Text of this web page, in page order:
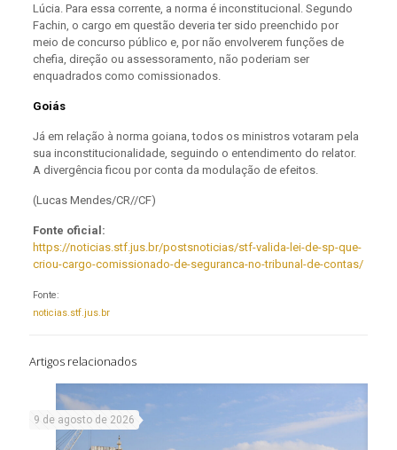
Lúcia. Para essa corrente, a norma é inconstitucional. Segundo
Fachin, o cargo em questão deveria ter sido preenchido por
meio de concurso público e, por não envolverem funções de
chefia, direção ou assessoramento, não poderiam ser
enquadrados como comissionados.
Goiás
Já em relação à norma goiana, todos os ministros votaram pela
sua inconstitucionalidade, seguindo o entendimento do relator.
A divergência ficou por conta da modulação de efeitos.
(Lucas Mendes/CR//CF)
Fonte oficial:
https://noticias.stf.jus.br/postsnoticias/stf-valida-lei-de-sp-que-
criou-cargo-comissionado-de-seguranca-no-tribunal-de-contas/
Fonte:
noticias.stf.jus.br
Artigos relacionados
9 de agosto de 2026